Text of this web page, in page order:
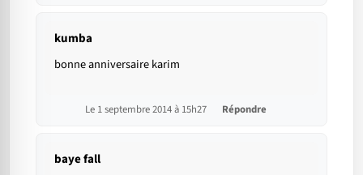
kumba
bonne anniversaire karim
Le 1 septembre 2014 à 15h27 Répondre
baye fall